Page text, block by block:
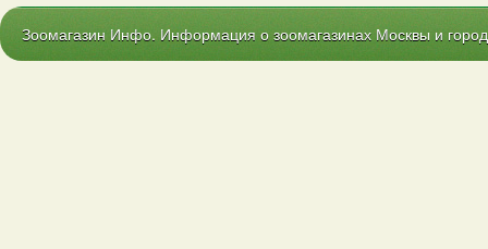
Зоомагазин Инфо. Информация о зоомагазинах Москвы и